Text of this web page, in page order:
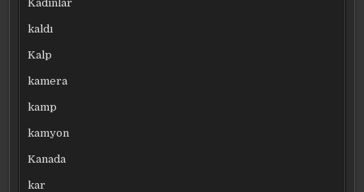
Kadınlar
kaldı
Kalp
kamera
kamp
kamyon
Kanada
kar